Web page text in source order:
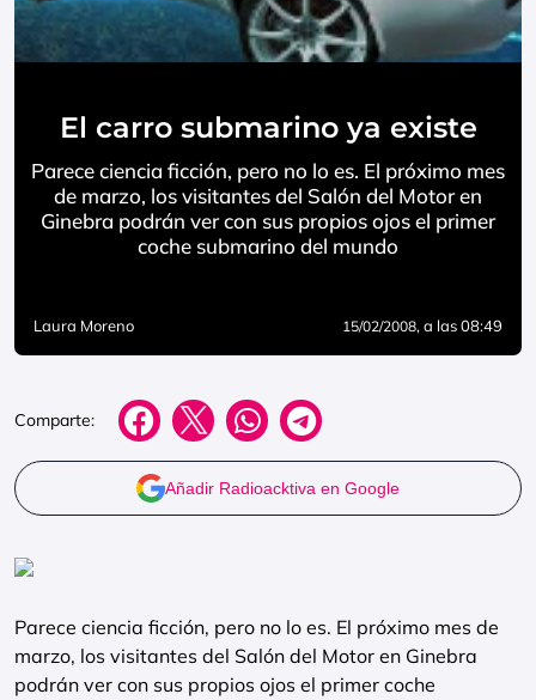
El carro submarino ya existe
Parece ciencia ficción, pero no lo es. El próximo mes
de marzo, los visitantes del Salón del Motor en
Ginebra podrán ver con sus propios ojos el primer
coche submarino del mundo
Laura Moreno 15/02/2008, a las 08:49
Comparte:
Añadir Radioacktiva en Google
Parece ciencia ficción, pero no lo es. El próximo mes de
marzo, los visitantes del Salón del Motor en Ginebra
podrán ver con sus propios ojos el primer coche